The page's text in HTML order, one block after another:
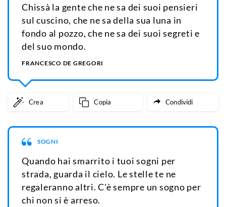
Chissà la gente che ne sa dei suoi pensieri
sul cuscino, che ne sa della sua luna in
fondo al pozzo, che ne sa dei suoi segreti e
del suo mondo.
FRANCESCO DE GREGORI
Crea Copia Condividi
SOGNI
Quando hai smarrito i tuoi sogni per
strada, guarda il cielo. Le stelle te ne
regaleranno altri. C'è sempre un sogno per
chi non si è arreso.